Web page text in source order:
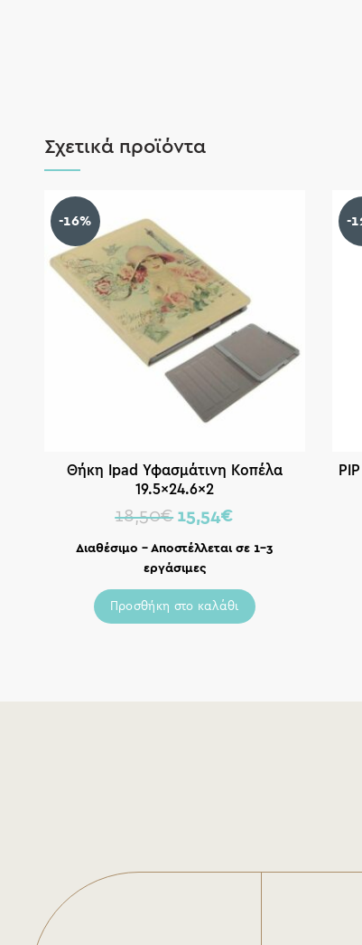
Σχετικά προϊόντα
-16%
Θήκη Ipad Υφασμάτινη Κοπέλα
19.5×24.6×2
18,50€ 15,54€
Διαθέσιμο – Αποστέλλεται σε 1-3
εργάσιμες
Προσθήκη στο καλάθι
-